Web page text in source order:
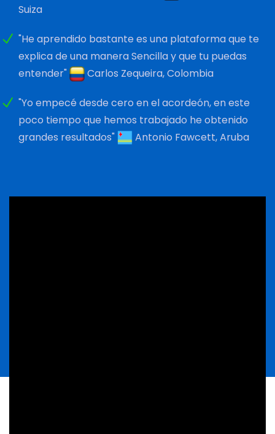
Suiza
"He aprendido bastante es una plataforma que te
explica de una manera Sencilla y que tu puedas
entender"
Carlos Zequeira, Colombia
"Yo empecé desde cero en el acordeón, en este
poco tiempo que hemos trabajado he obtenido
grandes resultados"
Antonio Fawcett, Aruba